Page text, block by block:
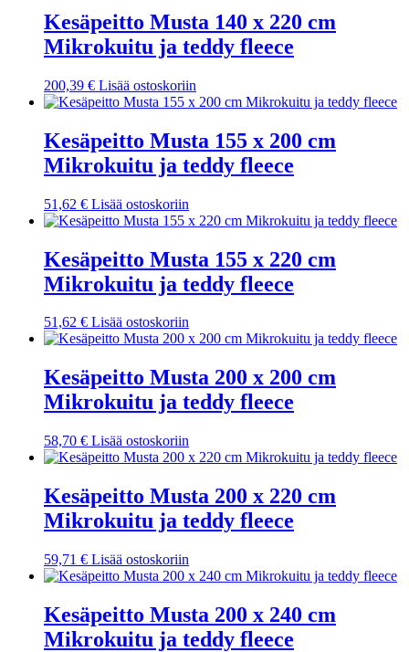
Kesäpeitto Musta 140 x 220 cm
Mikrokuitu ja teddy fleece
200,39 € Lisää ostoskoriin
Kesäpeitto Musta 155 x 200 cm
Mikrokuitu ja teddy fleece
51,62 € Lisää ostoskoriin
Kesäpeitto Musta 155 x 220 cm
Mikrokuitu ja teddy fleece
51,62 € Lisää ostoskoriin
Kesäpeitto Musta 200 x 200 cm
Mikrokuitu ja teddy fleece
58,70 € Lisää ostoskoriin
Kesäpeitto Musta 200 x 220 cm
Mikrokuitu ja teddy fleece
59,71 € Lisää ostoskoriin
Kesäpeitto Musta 200 x 240 cm
Mikrokuitu ja teddy fleece